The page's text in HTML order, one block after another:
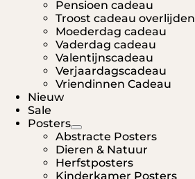
Pensioen cadeau
Troost cadeau overlijden
Moederdag cadeau
Vaderdag cadeau
Valentijnscadeau
Verjaardagscadeau
Vriendinnen Cadeau
Nieuw
Sale
Posters
Abstracte Posters
Dieren & Natuur
Herfstposters
Kinderkamer Posters